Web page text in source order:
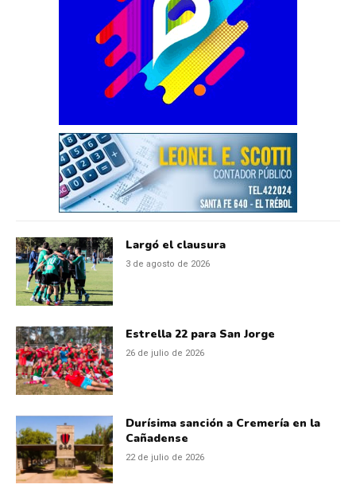
Largó el clausura
3 de agosto de 2026
Estrella 22 para San Jorge
26 de julio de 2026
Durísima sanción a Cremería en la
Cañadense
22 de julio de 2026